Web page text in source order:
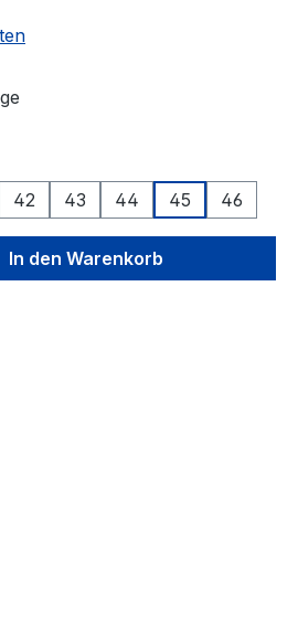
42 43 44 45 46
gewünschten Wert
In den Warenkorb